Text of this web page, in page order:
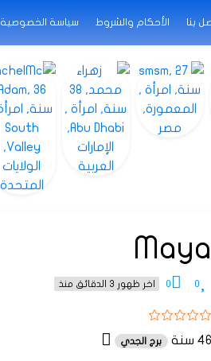
بنا الأحكام والشروط سياسة الخصوصية
Maya
0
0 اخر ظهور 3 الدقائق منذ
46 سنة برج الجدي